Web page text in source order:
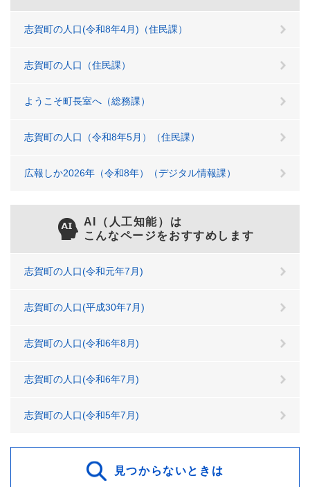
志賀町の人口(令和8年4月)（住民課）
志賀町の人口（住民課）
ようこそ町長室へ（総務課）
志賀町の人口（令和8年5月）（住民課）
広報しか2026年（令和8年）（デジタル情報課）
AI（人工知能）は
こんなページをおすすめします
志賀町の人口(令和元年7月)
志賀町の人口(平成30年7月)
志賀町の人口(令和6年8月)
志賀町の人口(令和6年7月)
志賀町の人口(令和5年7月)
見つからないときは